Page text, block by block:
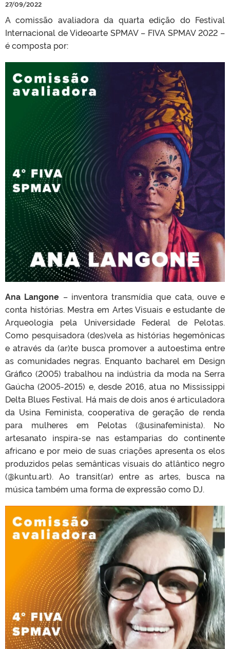
27/09/2022
A comissão avaliadora da quarta edição do Festival
Internacional de Videoarte SPMAV – FIVA SPMAV 2022 –
é composta por:
Ana Langone – inventora transmídia que cata, ouve e
conta histórias. Mestra em Artes Visuais e estudante de
Arqueologia pela Universidade Federal de Pelotas.
Como pesquisadora (des)vela as histórias hegemônicas
e através da (ar)te busca promover a autoestima entre
as comunidades negras. Enquanto bacharel em Design
Gráfico (2005) trabalhou na indústria da moda na Serra
Gaúcha (2005-2015) e, desde 2016, atua no Mississippi
Delta Blues Festival. Há mais de dois anos é articuladora
da Usina Feminista, cooperativa de geração de renda
para mulheres em Pelotas (@usinafeminista). No
artesanato inspira-se nas estamparias do continente
africano e por meio de suas criações apresenta os elos
produzidos pelas semânticas visuais do atlântico negro
(@kuntu.art). Ao transit(ar) entre as artes, busca na
música também uma forma de expressão como DJ.